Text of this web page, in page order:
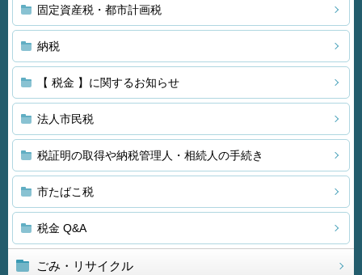
固定資産税・都市計画税
納税
【 税金 】に関するお知らせ
法人市民税
税証明の取得や納税管理人・相続人の手続き
市たばこ税
税金 Q&A
ごみ・リサイクル